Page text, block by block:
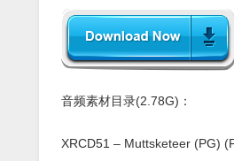
音频素材目录(2.78G)：
XRCD51 – Muttsketeer (PG)